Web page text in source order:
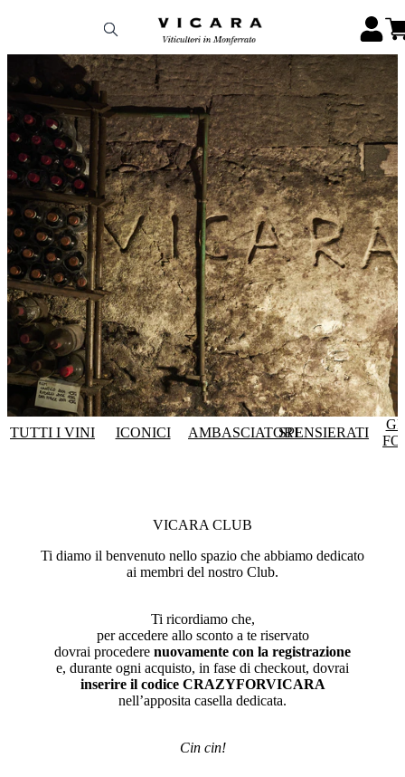
TUTTI I VINI ICONICI AMBASCIATORISPENSIERATI
VICARA CLUB
Ti diamo il benvenuto nello spazio che abbiamo dedicato
ai membri del nostro Club.
Ti ricordiamo che,
per accedere allo sconto a te riservato
dovrai procedere nuovamente con la registrazione
e, durante ogni acquisto, in fase di checkout, dovrai
inserire il codice CRAZYFORVICARA
nell’apposita casella dedicata.
Cin cin!